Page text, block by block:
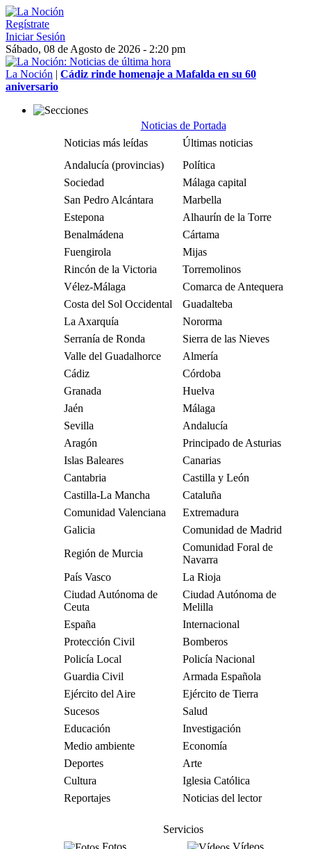
Regístrate
Iniciar Sesión
Sábado, 08 de Agosto de 2026 - 2:20 pm
La Noción | Cádiz rinde homenaje a Mafalda en su 60
aniversario
Noticias de Portada
Noticias más leídas
Últimas noticias
Andalucía (provincias)
Política
Sociedad
Málaga capital
San Pedro Alcántara
Marbella
Estepona
Alhaurín de la Torre
Benalmádena
Cártama
Fuengirola
Mijas
Rincón de la Victoria
Torremolinos
Vélez-Málaga
Comarca de Antequera
Costa del Sol Occidental
Guadalteba
La Axarquía
Nororma
Serranía de Ronda
Sierra de las Nieves
Valle del Guadalhorce
Almería
Cádiz
Córdoba
Granada
Huelva
Jaén
Málaga
Sevilla
Andalucía
Aragón
Principado de Asturias
Islas Baleares
Canarias
Cantabria
Castilla y León
Castilla-La Mancha
Cataluña
Comunidad Valenciana
Extremadura
Galicia
Comunidad de Madrid
Región de Murcia
Comunidad Foral de
Navarra
País Vasco
La Rioja
Ciudad Autónoma de
Ceuta
Ciudad Autónoma de
Melilla
España
Internacional
Protección Civil
Bomberos
Policía Local
Policía Nacional
Guardia Civil
Armada Española
Ejército del Aire
Ejército de Tierra
Sucesos
Salud
Educación
Investigación
Medio ambiente
Economía
Deportes
Arte
Cultura
Iglesia Católica
Reportajes
Noticias del lector
Servicios
Fotos
Vídeos